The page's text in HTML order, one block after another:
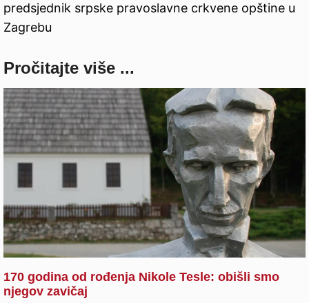
predsjednik srpske pravoslavne crkvene opštine u
Zagrebu
Pročitajte više ...
170 godina od rođenja Nikole Tesle: obišli smo
njegov zavičaj